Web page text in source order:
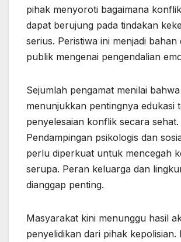
pihak menyoroti bagaimana
dapat berujung pada tindakan
serius. Peristiwa ini menjadi bahan
publik mengenai pengendalian
Sejumlah pengamat menilai
menunjukkan pentingnya edukasi
penyelesaian konflik secara sehat.
Pendampingan psikologis dan
perlu diperkuat untuk mencegah
serupa. Peran keluarga dan
dianggap penting.
Masyarakat kini menunggu hasil
penyelidikan dari pihak kepolisian.